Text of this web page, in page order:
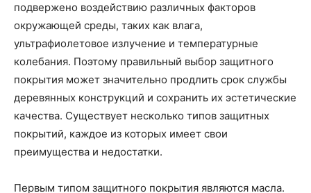
подвержено воздействию различных факторов
окружающей среды, таких как влага,
ультрафиолетовое излучение и температурные
колебания. Поэтому правильный выбор защитного
покрытия может значительно продлить срок службы
деревянных конструкций и сохранить их эстетические
качества. Существует несколько типов защитных
покрытий, каждое из которых имеет свои
преимущества и недостатки.
Первым типом защитного покрытия являются масла.